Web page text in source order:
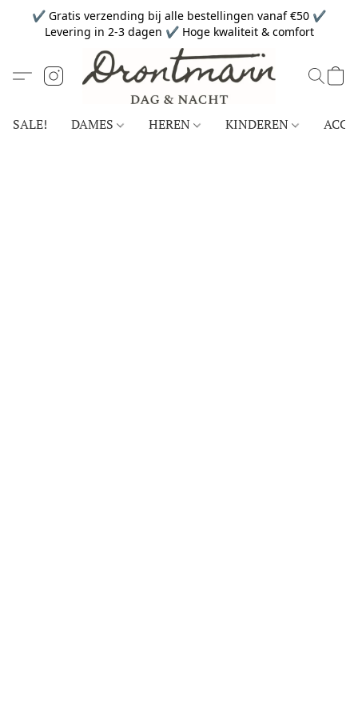
✔ Gratis verzending bij alle bestellingen vanaf €50 ✔
Levering in 2-3 dagen ✔ Hoge kwaliteit & comfort
SALE! DAMES HEREN KINDEREN